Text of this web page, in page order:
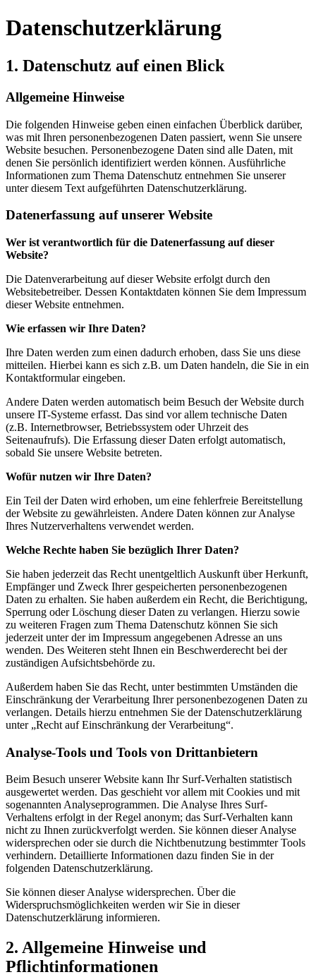
Datenschutzerklärung
1. Datenschutz auf einen Blick
Allgemeine Hinweise
Die folgenden Hinweise geben einen einfachen Überblick darüber,
was mit Ihren personenbezogenen Daten passiert, wenn Sie unsere
Website besuchen. Personenbezogene Daten sind alle Daten, mit
denen Sie persönlich identifiziert werden können. Ausführliche
Informationen zum Thema Datenschutz entnehmen Sie unserer
unter diesem Text aufgeführten Datenschutzerklärung.
Datenerfassung auf unserer Website
Wer ist verantwortlich für die Datenerfassung auf dieser
Website?
Die Datenverarbeitung auf dieser Website erfolgt durch den
Websitebetreiber. Dessen Kontaktdaten können Sie dem Impressum
dieser Website entnehmen.
Wie erfassen wir Ihre Daten?
Ihre Daten werden zum einen dadurch erhoben, dass Sie uns diese
mitteilen. Hierbei kann es sich z.B. um Daten handeln, die Sie in ein
Kontaktformular eingeben.
Andere Daten werden automatisch beim Besuch der Website durch
unsere IT-Systeme erfasst. Das sind vor allem technische Daten
(z.B. Internetbrowser, Betriebssystem oder Uhrzeit des
Seitenaufrufs). Die Erfassung dieser Daten erfolgt automatisch,
sobald Sie unsere Website betreten.
Wofür nutzen wir Ihre Daten?
Ein Teil der Daten wird erhoben, um eine fehlerfreie Bereitstellung
der Website zu gewährleisten. Andere Daten können zur Analyse
Ihres Nutzerverhaltens verwendet werden.
Welche Rechte haben Sie bezüglich Ihrer Daten?
Sie haben jederzeit das Recht unentgeltlich Auskunft über Herkunft,
Empfänger und Zweck Ihrer gespeicherten personenbezogenen
Daten zu erhalten. Sie haben außerdem ein Recht, die Berichtigung,
Sperrung oder Löschung dieser Daten zu verlangen. Hierzu sowie
zu weiteren Fragen zum Thema Datenschutz können Sie sich
jederzeit unter der im Impressum angegebenen Adresse an uns
wenden. Des Weiteren steht Ihnen ein Beschwerderecht bei der
zuständigen Aufsichtsbehörde zu.
Außerdem haben Sie das Recht, unter bestimmten Umständen die
Einschränkung der Verarbeitung Ihrer personenbezogenen Daten zu
verlangen. Details hierzu entnehmen Sie der Datenschutzerklärung
unter „Recht auf Einschränkung der Verarbeitung“.
Analyse-Tools und Tools von Drittanbietern
Beim Besuch unserer Website kann Ihr Surf-Verhalten statistisch
ausgewertet werden. Das geschieht vor allem mit Cookies und mit
sogenannten Analyseprogrammen. Die Analyse Ihres Surf-
Verhaltens erfolgt in der Regel anonym; das Surf-Verhalten kann
nicht zu Ihnen zurückverfolgt werden. Sie können dieser Analyse
widersprechen oder sie durch die Nichtbenutzung bestimmter Tools
verhindern. Detaillierte Informationen dazu finden Sie in der
folgenden Datenschutzerklärung.
Sie können dieser Analyse widersprechen. Über die
Widerspruchsmöglichkeiten werden wir Sie in dieser
Datenschutzerklärung informieren.
2. Allgemeine Hinweise und
Pflichtinformationen